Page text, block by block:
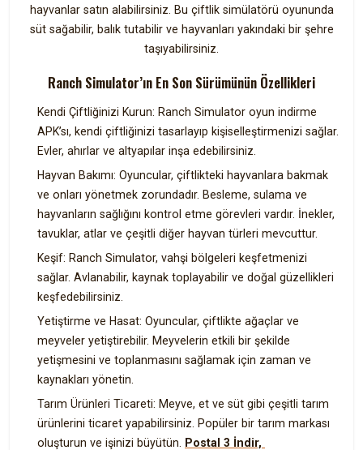
hayvanlar satın alabilirsiniz. Bu çiftlik simülatörü oyununda
süt sağabilir, balık tutabilir ve hayvanları yakındaki bir şehre
taşıyabilirsiniz.
Ranch Simulator’ın En Son Sürümünün Özellikleri
Kendi Çiftliğinizi Kurun: Ranch Simulator oyun indirme
APK’sı, kendi çiftliğinizi tasarlayıp kişiselleştirmenizi sağlar.
Evler, ahırlar ve altyapılar inşa edebilirsiniz.
Hayvan Bakımı: Oyuncular, çiftlikteki hayvanlara bakmak
ve onları yönetmek zorundadır. Besleme, sulama ve
hayvanların sağlığını kontrol etme görevleri vardır. İnekler,
tavuklar, atlar ve çeşitli diğer hayvan türleri mevcuttur.
Keşif: Ranch Simulator, vahşi bölgeleri keşfetmenizi
sağlar. Avlanabilir, kaynak toplayabilir ve doğal güzellikleri
keşfedebilirsiniz.
Yetiştirme ve Hasat: Oyuncular, çiftlikte ağaçlar ve
meyveler yetiştirebilir. Meyvelerin etkili bir şekilde
yetişmesini ve toplanmasını sağlamak için zaman ve
kaynakları yönetin.
Tarım Ürünleri Ticareti: Meyve, et ve süt gibi çeşitli tarım
ürünlerini ticaret yapabilirsiniz. Popüler bir tarım markası
oluşturun ve işinizi büyütün.
Postal 3 İndir,